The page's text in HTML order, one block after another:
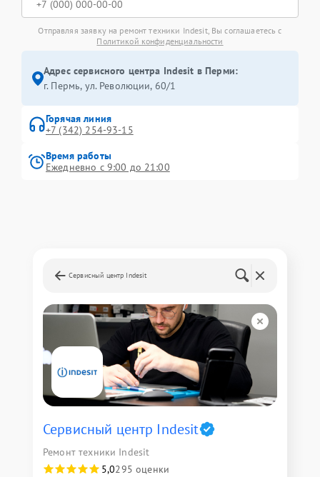
Отправляя заявку на ремонт техники Indesit, Вы соглашаетесь с
Политикой конфиденциальности
Адрес сервисного центра Indesit в Перми:
г. Пермь, ул. ​Революции, 60/1
Горячая линия
+7 (342) 254-93-15
Время работы
Ежедневно с 9:00 до 21:00
Сервисный центр Indesit
Сервисный центр Indesit
Ремонт техники Indesit
5,0295 оценки